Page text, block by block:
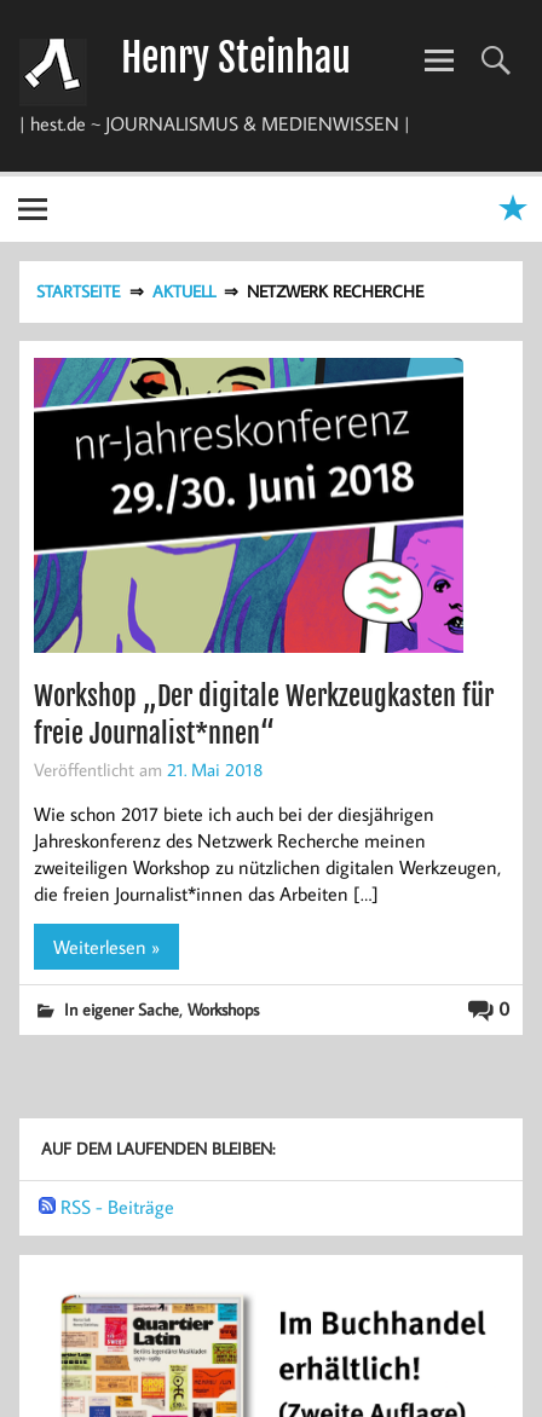
springen
Henry Steinhau
| hest.de ~ JOURNALISMUS & MEDIENWISSEN |
STARTSEITE AKTUELL NETZWERK RECHERCHE
Workshop „Der digitale Werkzeugkasten für
freie Journalist*nnen“
Veröffentlicht am 21. Mai 2018
Wie schon 2017 biete ich auch bei der diesjährigen
Jahreskonferenz des Netzwerk Recherche meinen
zweiteiligen Workshop zu nützlichen digitalen Werkzeugen,
die freien Journalist*innen das Arbeiten […]
Weiterlesen »
0
In eigener Sache,Workshops
AUF DEM LAUFENDEN BLEIBEN:
RSS - Beiträge